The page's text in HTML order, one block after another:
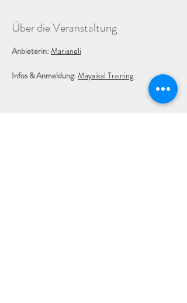
Über die Veranstaltung
Anbieterin: Marianeli
Infos & Anmeldung: Mayaikal Training